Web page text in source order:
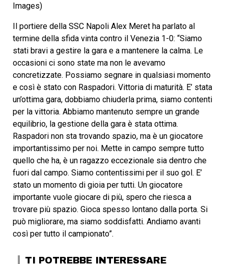
Images)
Il portiere della SSC Napoli Alex Meret ha parlato al
termine della sfida vinta contro il Venezia 1-0: “Siamo
stati bravi a gestire la gara e a mantenere la calma. Le
occasioni ci sono state ma non le avevamo
concretizzate. Possiamo segnare in qualsiasi momento
e così è stato con Raspadori. Vittoria di maturità. E’ stata
un’ottima gara, dobbiamo chiuderla prima, siamo contenti
per la vittoria. Abbiamo mantenuto sempre un grande
equilibrio, la gestione della gara è stata ottima.
Raspadori non sta trovando spazio, ma è un giocatore
importantissimo per noi. Mette in campo sempre tutto
quello che ha, è un ragazzo eccezionale sia dentro che
fuori dal campo. Siamo contentissimi per il suo gol. E’
stato un momento di gioia per tutti. Un giocatore
importante vuole giocare di più, spero che riesca a
trovare più spazio. Gioca spesso lontano dalla porta. Si
può migliorare, ma siamo soddisfatti. Andiamo avanti
così per tutto il campionato”.
TI POTREBBE INTERESSARE